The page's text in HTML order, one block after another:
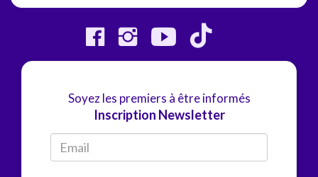
Soyez les premiers à être informés
Inscription Newsletter